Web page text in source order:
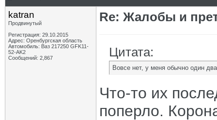
katran
Продвинутый
Регистрация: 29.10.2015
Адрес: Оренбургская область
Автомобиль: Ваз 217250 GFK11-
52-AK2
Сообщений: 2,867
Re: Жалобы и
Цитата:
Вовсе нет, у меня обычно один
Что-то их
поперло.